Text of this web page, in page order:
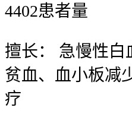
4402患者量
擅长：
急慢性白
贫血、血小板减
疗